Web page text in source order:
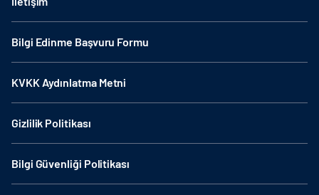
Bilgi Edinme Başvuru Formu
KVKK Aydınlatma Metni
Gizlilik Politikası
Bilgi Güvenliği Politikası